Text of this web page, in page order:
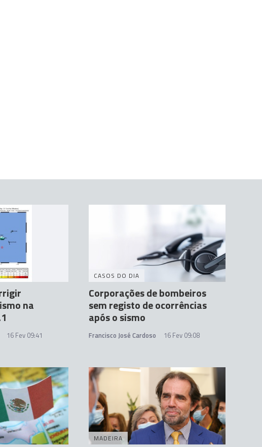
na
16 Fev 09:41
CASOS DO DIA
Corporações de bombeiros
sem registo de ocorrências
após o sismo
Francisco José Cardoso 16 Fev 09:08
MADEIRA